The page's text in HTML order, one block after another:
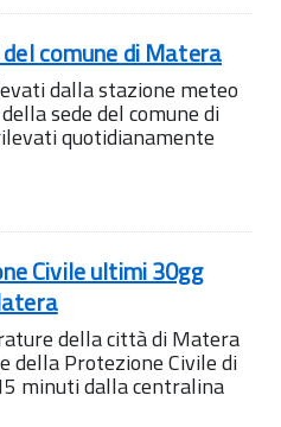
comune di Matera
dalla stazione meteo
sede del comune di
quotidianamente
Civile ultimi 30gg
della città di Matera
della Protezione Civile di
minuti dalla centralina